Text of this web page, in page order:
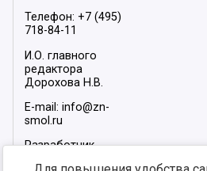
Телефон: +7 (495)
718-84-11
И.О. главного
редактора
Дорохова Н.В.
E-mail: info@zn-
smol.ru
Разработчик